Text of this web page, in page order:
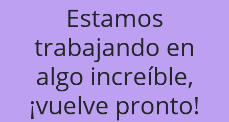
Estamos
trabajando en
algo increíble,
¡vuelve pronto!